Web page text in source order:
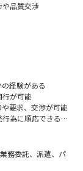
や品質交渉
および通訳
務 等
経験がある
行が可能
要求、交渉が可能
為に順応できる
れる
務委託、派遣、パ